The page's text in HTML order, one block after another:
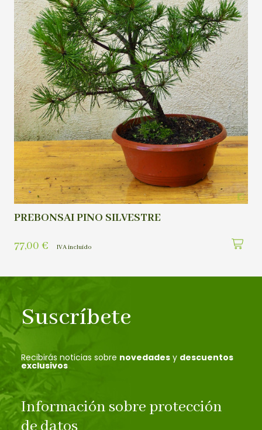
PREBONSAI PINO SILVESTRE
77,00 € IVA incluído
Suscríbete
Recibirás noticias sobre novedades y descuentos
exclusivos
Información sobre protección